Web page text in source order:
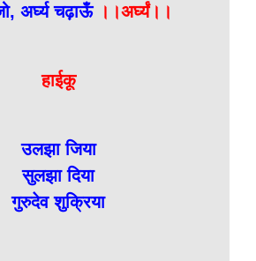
अर्घ्य चढ़ाऊँ ।।अर्घ्यं।।
हाईकू
उलझा जिया
सुलझा दिया
गुरुदेव शुक्रिया